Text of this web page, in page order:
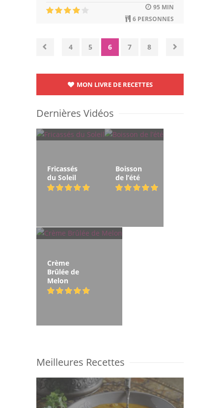
95 MIN
6 PERSONNES
4 5 6 7 8
MON LIVRE DE RECETTES
Dernières Vidéos
Fricassés
du Soleil
Boisson
de l’été
Crème
Brûlée de
Melon
Meilleures Recettes